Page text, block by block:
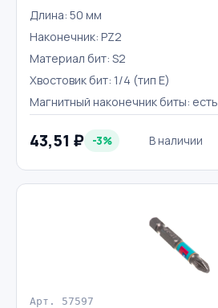
Длина: 50 мм
Наконечник: PZ2
Материал бит: S2
Хвостовик бит: 1/4 (тип Е)
Магнитный наконечник биты: есть
43,51 ₽ -3% В наличии
Арт. 57597